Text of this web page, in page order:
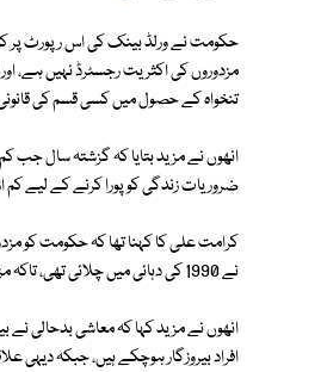
حکومت نے ورلڈ بینک کی اس رپورٹ پر
مزدوروں کی اکثریت رجسٹرڈ نہیں ہے،
تنخواہ کے حصول میں کسی قسم کی
انھوں نے مزید بتایا کہ گزشتہ سال جب
ضروریات زندگی کو پورا کرنے کے لیے کم از کم تنخواہ 47,500
کرامت علی کا کہنا تھا کہ حکومت کو
نے 1990 کی دہائی میں چلائی تھی، تاکہ مزدوروں کو ان کے حقوق سے آگاہی ہو، اور وہ مالکان کے ظلم و ستم سے اپنا بچائو کرسکیں۔
انھوں نے مزید کہا کہ معاشی بدحالی
افراد بیروزگار ہوچکے ہیں، جبکہ